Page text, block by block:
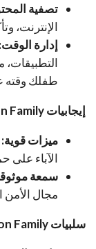
تصفية
الإنترنت،
إدارة الوقت:
طفلك وقته
إيجابيات Norton Family
ميزات قوية:
الآباء على
سمعة
مجال الأمن
سلبيات Norton Family